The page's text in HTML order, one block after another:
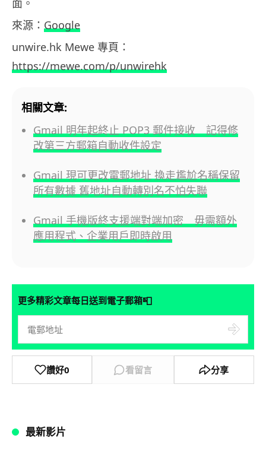
面。
來源： Google
unwire.hk Mewe 專頁：
https://mewe.com/p/unwirehk
相關文章:
Gmail 明年起終止 POP3 郵件接收 記得修
改第三方郵箱自動收件設定
Gmail 現可更改電郵地址 換走尷尬名稱保留
所有數據 舊地址自動轉別名不怕失聯
Gmail 手機版終支援端對端加密 毋需額外
應用程式、企業用戶即時啟用
更多精彩文章每日送到電子郵箱📮
讚好0 看留言 分享
最新影片